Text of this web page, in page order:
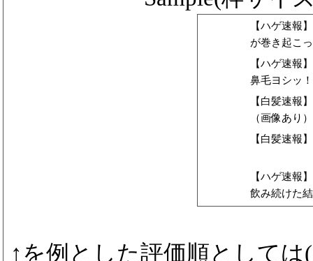
【ハゲ速報
が巻き起こ
【ハゲ速報
鼻毛ヨシッ
【白髪速報
（画像あり）
【白髪速報
【ハゲ速報
飲み続けた
↑を例とした評価順としては(